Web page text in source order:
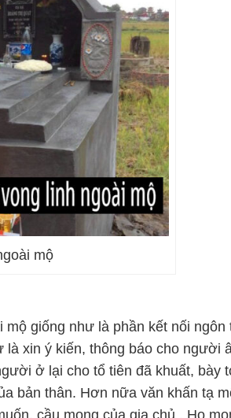
mộ
mộ giống như là phần kết nối ngôn
xin ý kiến, thông báo cho người
ở lại cho tổ tiên đã khuất, bày
bản thân. Hơn nữa văn khấn tạ
cầu mong của gia chủ . Họ